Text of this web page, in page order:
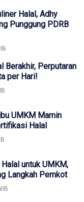
Halal, Adhy
Punggung PDRB
Berakhir, Perputaran
per Hari!
UMKM Mamin
Halal
untuk UMKM,
Langkah Pemkot